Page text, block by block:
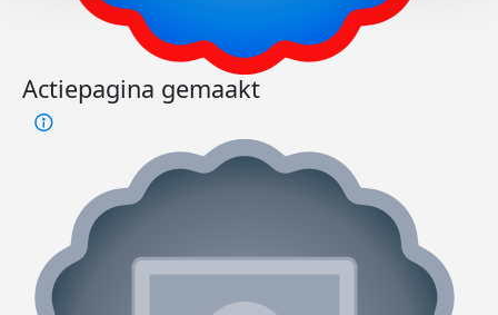
Actiepagina gemaakt